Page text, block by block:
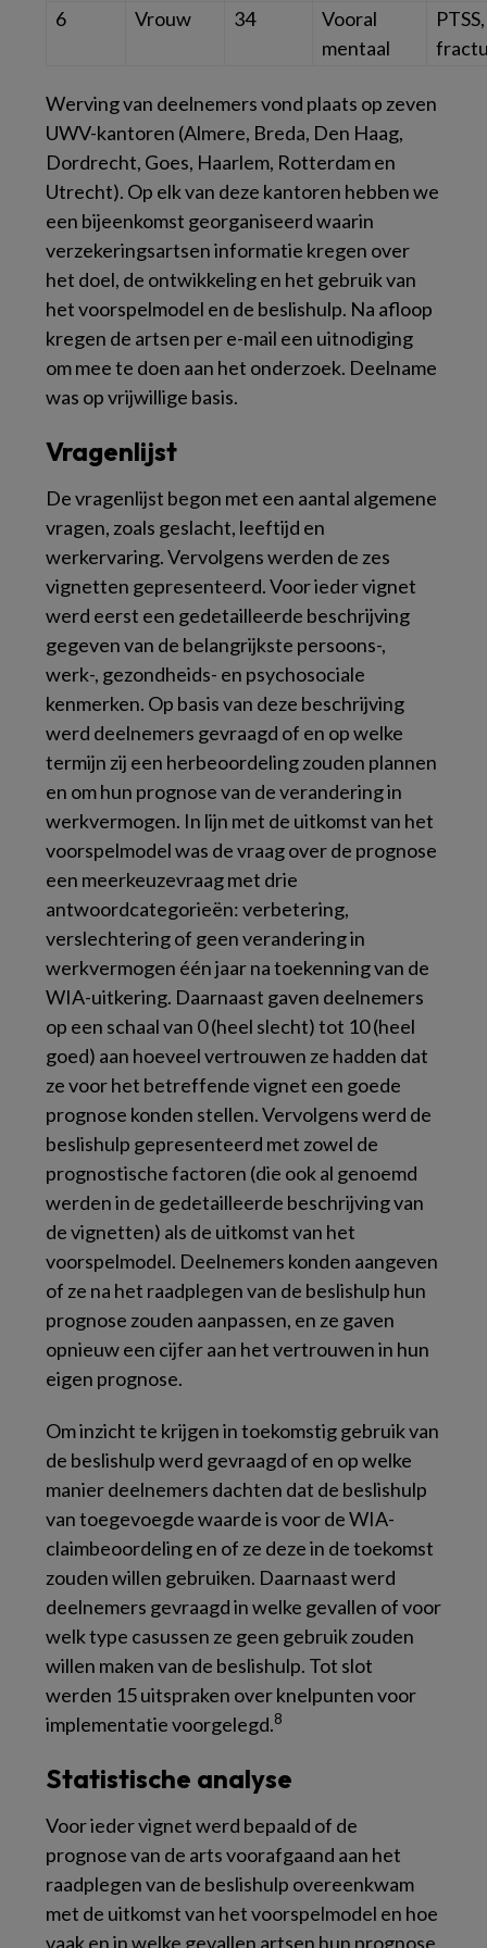
6
Vrouw 34
Vooral
mentaal
Werving van deelnemers vond plaats op zeven
UWV-kantoren (Almere, Breda, Den Haag,
Dordrecht, Goes, Haarlem, Rotterdam en
Utrecht). Op elk van deze kantoren hebben we
een bijeenkomst georganiseerd waarin
verzekeringsartsen informatie kregen over
het doel, de ontwikkeling en het gebruik van
het voorspelmodel en de beslishulp. Na afloop
kregen de artsen per e-mail een uitnodiging
om mee te doen aan het onderzoek. Deelname
was op vrijwillige basis.
Vragenlijst
De vragenlijst begon met een aantal algemene
vragen, zoals geslacht, leeftijd en
werkervaring. Vervolgens werden de zes
vignetten gepresenteerd. Voor ieder vignet
werd eerst een gedetailleerde beschrijving
gegeven van de belangrijkste persoons-,
werk-, gezondheids- en psychosociale
kenmerken. Op basis van deze beschrijving
werd deelnemers gevraagd of en op welke
termijn zij een herbeoordeling zouden plannen
en om hun prognose van de verandering in
werkvermogen. In lijn met de uitkomst van het
voorspelmodel was de vraag over de prognose
een meerkeuzevraag met drie
antwoordcategorieën: verbetering,
verslechtering of geen verandering in
werkvermogen één jaar na toekenning van de
WIA-uitkering. Daarnaast gaven deelnemers
op een schaal van 0 (heel slecht) tot 10 (heel
goed) aan hoeveel vertrouwen ze hadden dat
ze voor het betreffende vignet een goede
prognose konden stellen. Vervolgens werd de
beslishulp gepresenteerd met zowel de
prognostische factoren (die ook al genoemd
werden in de gedetailleerde beschrijving van
de vignetten) als de uitkomst van het
voorspelmodel. Deelnemers konden aangeven
of ze na het raadplegen van de beslishulp hun
prognose zouden aanpassen, en ze gaven
opnieuw een cijfer aan het vertrouwen in hun
eigen prognose.
Om inzicht te krijgen in toekomstig gebruik van
de beslishulp werd gevraagd of en op welke
manier deelnemers dachten dat de beslishulp
van toegevoegde waarde is voor de WIA-
claimbeoordeling en of ze deze in de toekomst
zouden willen gebruiken. Daarnaast werd
deelnemers gevraagd in welke gevallen of voor
welk type casussen ze geen gebruik zouden
willen maken van de beslishulp. Tot slot
werden 15 uitspraken over knelpunten voor
implementatie voorgelegd.8
Statistische analyse
Voor ieder vignet werd bepaald of de
prognose van de arts voorafgaand aan het
raadplegen van de beslishulp overeenkwam
met de uitkomst van het voorspelmodel en hoe
vaak en in welke gevallen artsen hun prognose